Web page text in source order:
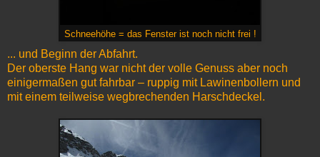
Schneehöhe = das Fenster ist noch nicht frei !
... und Beginn der Abfahrt.
Der oberste Hang war nicht der volle Genuss aber noch
einigermaßen gut fahrbar – ruppig mit Lawinenbollern und
mit einem teilweise wegbrechenden Harschdeckel.